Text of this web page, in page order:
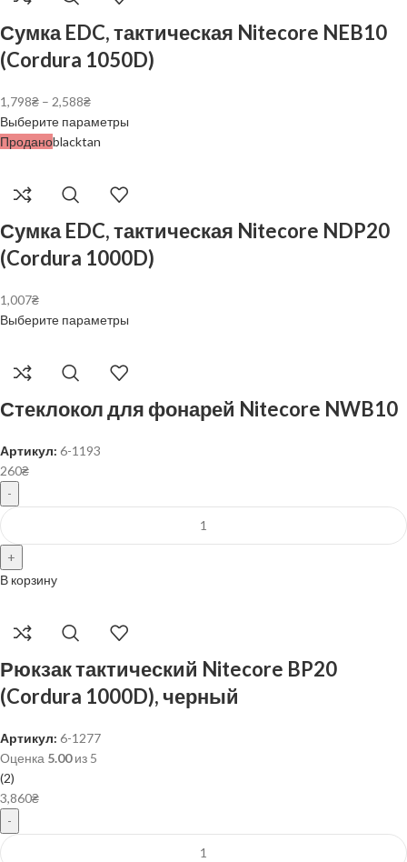
Сумка EDC, тактическая Nitecore NEB10
(Cordura 1050D)
1,798₴ – 2,588₴
Выберите параметры
Проданоblacktan
Сумка EDC, тактическая Nitecore NDP20
(Cordura 1000D)
1,007₴
Выберите параметры
Стеклокол для фонарей Nitecore NWB10
Артикул: 6-1193
260₴
В корзину
Рюкзак тактический Nitecore BP20
(Cordura 1000D), черный
Артикул: 6-1277
Оценка 5.00из 5
(2)
3,860₴